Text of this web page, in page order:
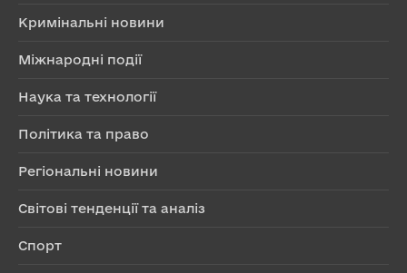
Кримінальні новини
Міжнародні події
Наука та технології
Політика та право
Регіональні новини
Світові тенденції та аналіз
Спорт